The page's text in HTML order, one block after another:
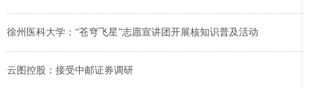
徐州医科大学：“苍穹飞星”志愿宣讲团开展核知识普及活动
云图控股：接受中邮证券调研